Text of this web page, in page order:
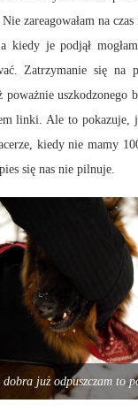
zareagowałam na
kiedy je podjął
Zatrzymanie się na
uszkodzonego
linki. Ale to pokazuje,
kiedy nie mamy
się nas nie pilnuje.
już odpuszczam to